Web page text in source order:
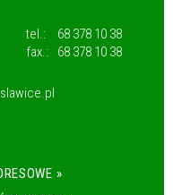
tel.:
68 378 10 38
fax.:
68 378 10 38
»